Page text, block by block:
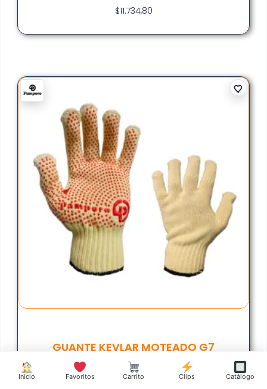
$11.734,80
GUANTE KEVLAR MOTEADO G7
12.531,09
Inicio Favoritos Carrito Clips Catálogo